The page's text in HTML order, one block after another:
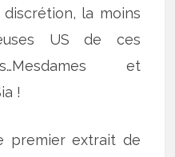
la moins
US de ces
et
!
premier extrait de